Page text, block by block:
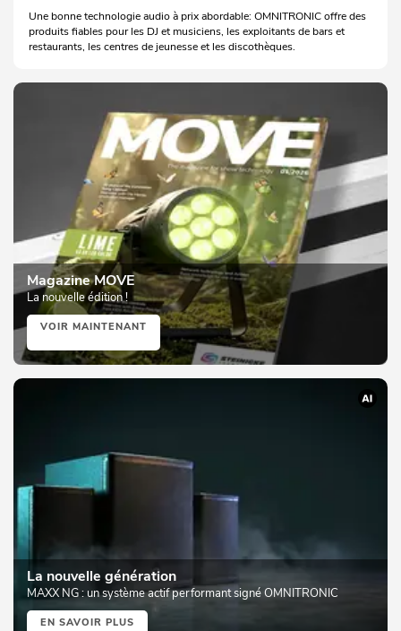
Une bonne technologie audio à prix abordable: OMNITRONIC offre des
produits fiables pour les DJ et musiciens, les exploitants de bars et
restaurants, les centres de jeunesse et les discothèques.
Magazine MOVE
La nouvelle édition !
VOIR MAINTENANT
La nouvelle génération
MAXX NG : un système actif performant signé OMNITRONIC
EN SAVOIR PLUS